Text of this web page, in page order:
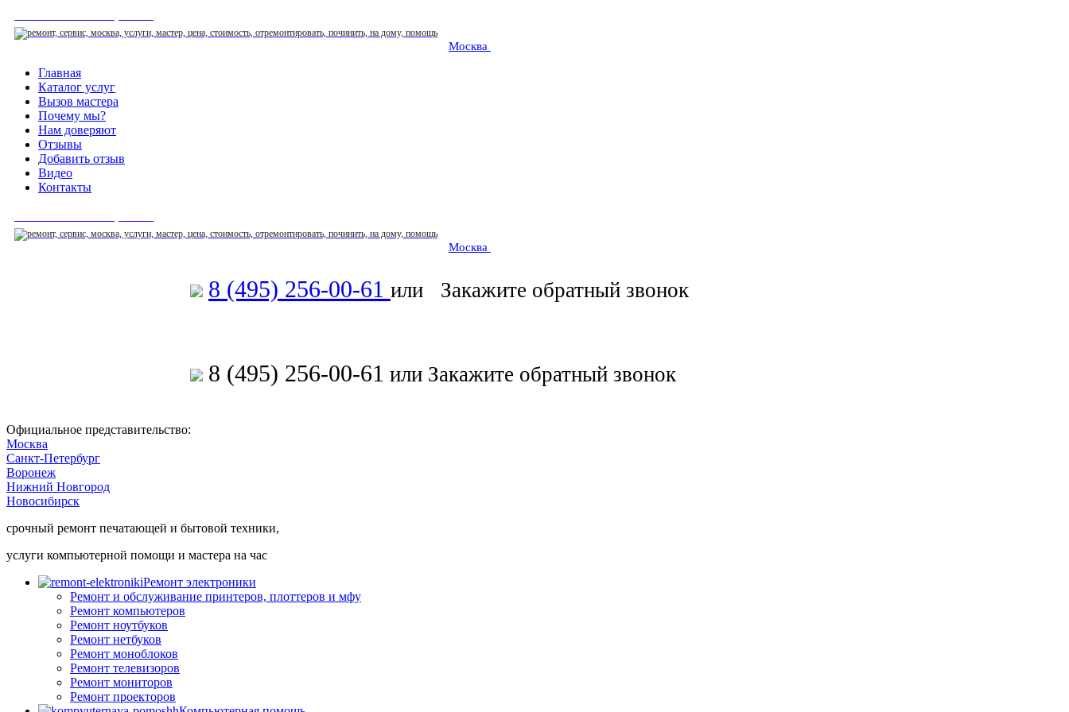
Москва
Главная
Каталог услуг
Вызов мастера
Почему мы?
Нам доверяют
Отзывы
Добавить отзыв
Видео
Контакты
Москва
8 (495) 256-00-61 или Закажите обратный звонок
8 (495) 256-00-61 или Закажите обратный звонок
Официальное представительство:
Москва
Санкт-Петербург
Воронеж
Нижний Новгород
Новосибирск
срочный ремонт печатающей и бытовой техники,
услуги компьютерной помощи и мастера на час
Ремонт электроники
Ремонт и обслуживание принтеров, плоттеров и мфу
Ремонт компьютеров
Ремонт ноутбуков
Ремонт нетбуков
Ремонт моноблоков
Ремонт телевизоров
Ремонт мониторов
Ремонт проекторов